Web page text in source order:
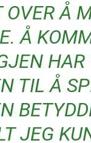
OVER Å
Å
TIL Å
JEG